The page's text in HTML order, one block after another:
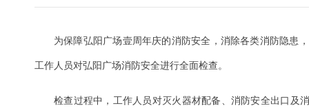
为保障弘阳广场壹周年庆的消防安全，消除各类消防隐患
工作人员对弘阳广场消防安全进行全面检查。
检查过程中，工作人员对灭火器材配备、消防安全出口及